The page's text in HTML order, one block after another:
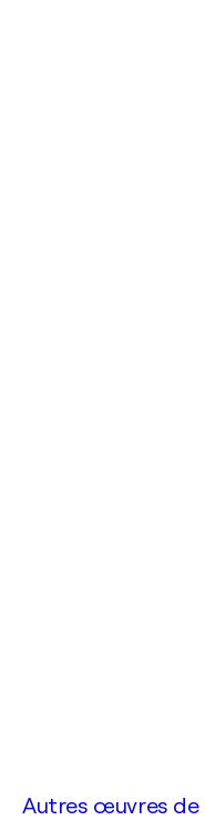
Autres œuvres de